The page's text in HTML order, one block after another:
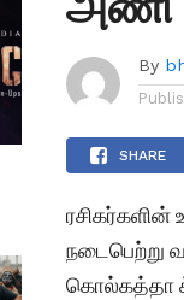
By
SHARE
ரசிகர்களின்
நடைபெற்று
கொல்கத்தா